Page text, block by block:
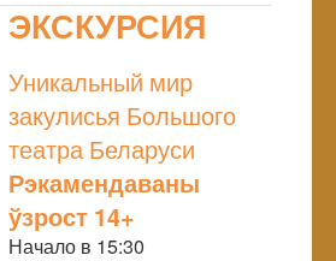
ЭКСКУРСИЯ
Уникальный мир
закулисья Большого
театра Беларуси
Рэкамендаваны
ўзрост 14+
Начало в 15:30